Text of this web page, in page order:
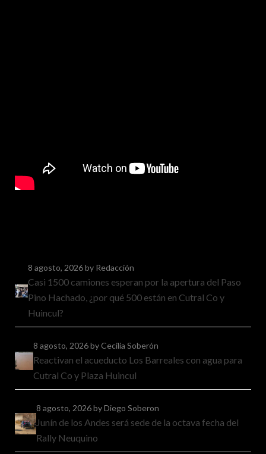
8 agosto, 2026by Redacción
Casi 1500 camiones esperan por la apertura del Paso
Pino Hachado, ¿por qué 500 están en Cutral Co y
Huincul?
8 agosto, 2026by Cecilia Soberón
Reactivan el acueducto Los Barreales con agua para
Cutral Co y Plaza Huincul
8 agosto, 2026by Diego Soberon
Junín de los Andes será sede de la octava fecha del
Rally Neuquino